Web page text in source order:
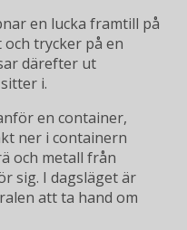
en lucka framtill på
trycker på en
därefter ut
i.
en container,
ner i containern
och metall från
sig. I dagsläget är
att ta hand om